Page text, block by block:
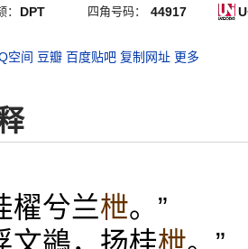
： DPT 四角号码： 44917
空间 豆瓣 百度贴吧 复制网址 更多
櫂兮兰枻。”